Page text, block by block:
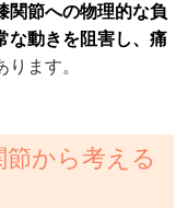
関節への物理的な負
な動きを阻害し、痛
ります。
から考える